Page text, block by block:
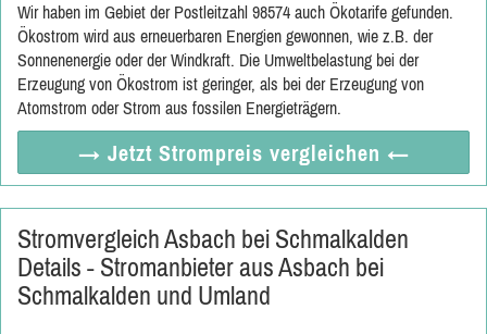
Wir haben im Gebiet der Postleitzahl 98574 auch Ökotarife gefunden.
Ökostrom wird aus erneuerbaren Energien gewonnen, wie z.B. der
Sonnenenergie oder der Windkraft. Die Umweltbelastung bei der
Erzeugung von Ökostrom ist geringer, als bei der Erzeugung von
Atomstrom oder Strom aus fossilen Energieträgern.
→ Jetzt Strompreis vergleichen ←
Stromvergleich Asbach bei Schmalkalden
Details - Stromanbieter aus Asbach bei
Schmalkalden und Umland